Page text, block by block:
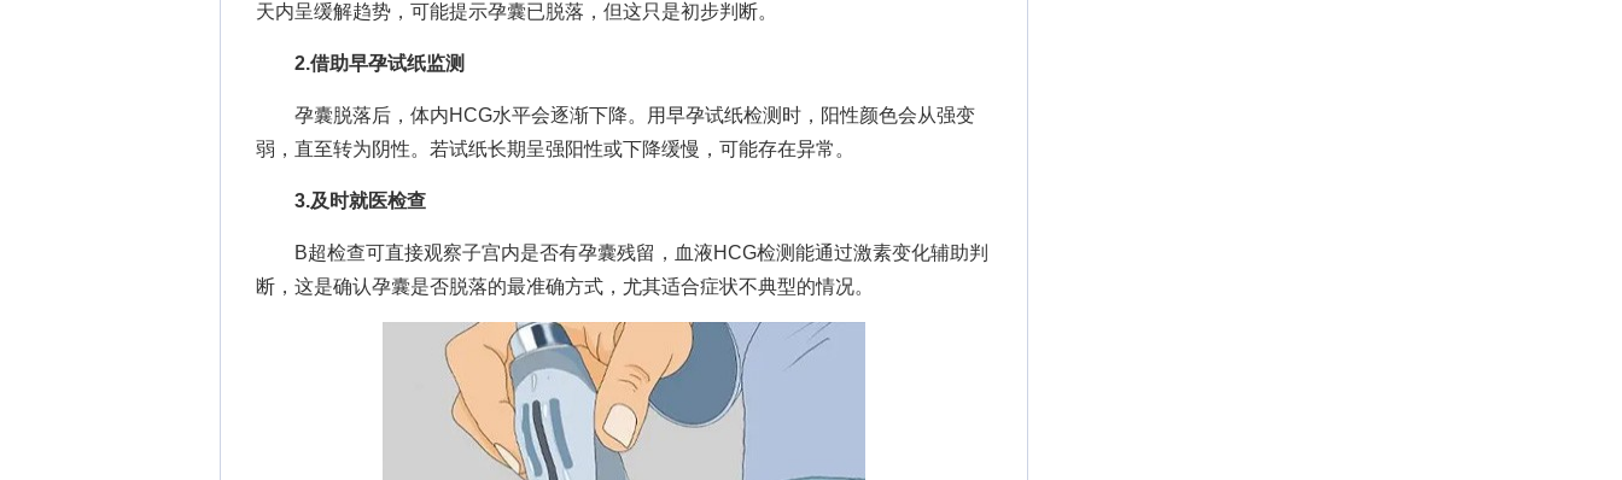
天内呈缓解趋势，可能提示孕囊已脱落，但这只是初步判断。
2.借助早孕试纸监测
孕囊脱落后，体内HCG水平会逐渐下降。用早孕试纸检测时，阳性颜色会从强变
弱，直至转为阴性。若试纸长期呈强阳性或下降缓慢，可能存在异常。
3.及时就医检查
B超检查可直接观察子宫内是否有孕囊残留，血液HCG检测能通过激素变化辅助判
断，这是确认孕囊是否脱落的最准确方式，尤其适合症状不典型的情况。